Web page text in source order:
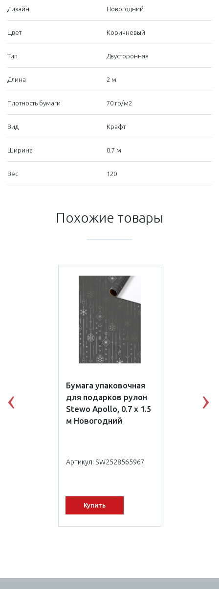
Дизайн Новогодний
Цвет Коричневый
Тип Двусторонняя
Длина 2 м
Плотность бумаги 70 гр/м2
Вид Крафт
Ширина 0.7 м
Вес 120
Похожие товары
Бумага упаковочная
для подарков рулон
Stewo Apollo, 0.7 x 1.5
м Новогодний
Артикул: SW2528565967
Купить